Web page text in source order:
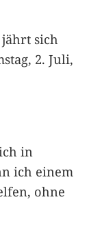
sich
2. Juli,
in
ich einem
ohne